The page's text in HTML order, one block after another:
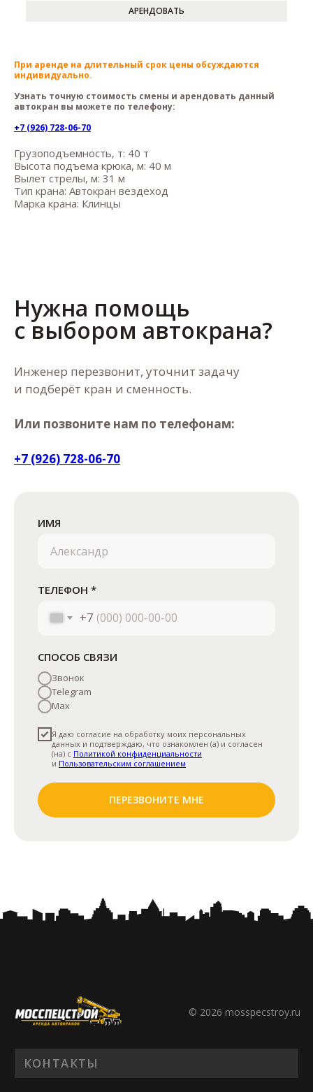
АРЕНДОВАТЬ
При аренде на длительный срок цены обсуждаются
индивидуально.
Узнать точную стоимость смены и арендовать данный
автокран вы можете по телефону:
+7 (926) 728-06-70
Грузоподъемность, т: 40 т
Высота подъема крюка, м: 40 м
Вылет стрелы, м: 31 м
Тип крана: Автокран вездеход
Марка крана: Клинцы
Нужна помощь
с выбором автокрана?
Инженер перезвонит, уточнит задачу
и подберёт кран и сменность.
Или позвоните нам по телефонам:
+7 (926) 728-06-70
ИМЯ
ТЕЛЕФОН *
+7
СПОСОБ СВЯЗИ
Звонок
Telegram
Max
Я даю согласие на обработку моих персональных
данных и подтверждаю, что ознакомлен (а) и согласен
(на) с Политикой конфиденциальности
и Пользовательским соглашением
ПЕРЕЗВОНИТЕ МНЕ
КОНТАКТЫ
mosspecstroy2014@ya.ru
г. Москва, Дорожная улица, 21